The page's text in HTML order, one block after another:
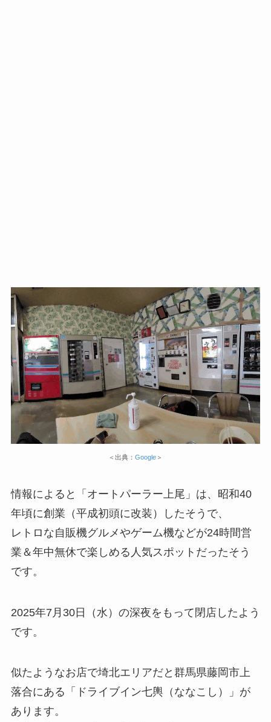
＜出典： Google ＞
情報によると「オートパーラー上尾」は、昭和40
年頃に創業（平成初頭に改装）したそうで、
レトロな自販機グルメやゲーム機などが24時間営
業＆年中無休で楽しめる人気スポットだったそう
です。
2025年7月30日（水）の深夜をもって閉店したよう
です。
似たようなお店で埼北エリアだと群馬県藤岡市上
落合にある「ドライブイン七輿（ななこし）」が
あります。